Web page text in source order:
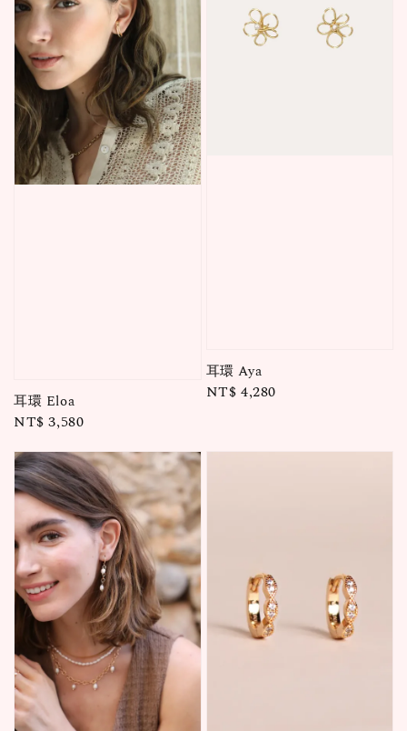
耳環 Eloa
Regular
NT$ 3,580
耳環 Aya
Regular
NT$ 4,280